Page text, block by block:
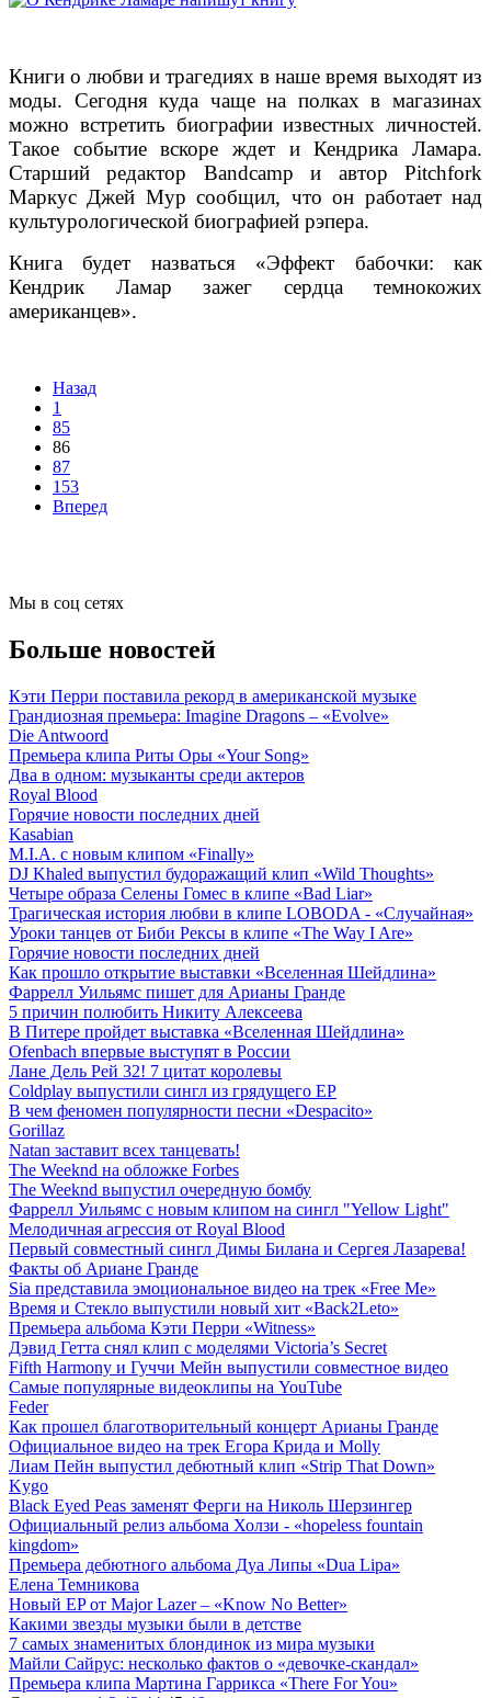
Книги о любви и трагедиях в наше время выходят из
моды. Сегодня куда чаще на полках в магазинах
можно встретить биографии известных личностей.
Такое событие вскоре ждет и Кендрика Ламара.
Старший редактор Bandcamp и автор Pitchfork
Маркус Джей Мур сообщил, что он работает над
культурологической биографией рэпера.
Книга будет назваться «Эффект бабочки: как
Кендрик Ламар зажег сердца темнокожих
американцев».
Назад
1
85
86
87
153
Вперед
Мы в соц сетях
Больше новостей
Кэти Перри поставила рекорд в американской музыке
Грандиозная премьера: Imagine Dragons – «Evolve»
Die Antwoord
Премьера клипа Риты Оры «Your Song»
Два в одном: музыканты среди актеров
Royal Blood
Горячие новости последних дней
Kasabian
M.I.A. с новым клипом «Finally»
DJ Khaled выпустил будоражащий клип «Wild Thoughts»
Четыре образа Селены Гомес в клипе «Bad Liar»
Трагическая история любви в клипе LOBODA - «Случайная»
Уроки танцев от Биби Рексы в клипе «The Way I Are»
Горячие новости последних дней
Как прошло открытие выставки «Вселенная Шейдлина»
Фаррелл Уильямс пишет для Арианы Гранде
5 причин полюбить Никиту Алексеева
В Питере пройдет выставка «Вселенная Шейдлина»
Ofenbach впервые выступят в России
Лане Дель Рей 32! 7 цитат королевы
Coldplay выпустили сингл из грядущего EP
В чем феномен популярности песни «Despacito»
Gorillaz
Natan заставит всех танцевать!
The Weeknd на обложке Forbes
The Weeknd выпустил очередную бомбу
Фаррелл Уильямс с новым клипом на сингл "Yellow Light"
Мелодичная агрессия от Royal Blood
Первый совместный сингл Димы Билана и Сергея Лазарева!
Факты об Ариане Гранде
Sia представила эмоциональное видео на трек «Free Me»
Время и Стекло выпустили новый хит «Back2Leto»
Премьера альбома Кэти Перри «Witness»
Дэвид Гетта снял клип с моделями Victoria’s Secret
Fifth Harmony и Гуччи Мейн выпустили совместное видео
Самые популярные видеоклипы на YouTube
Feder
Как прошел благотворительный концерт Арианы Гранде
Официальное видео на трек Егора Крида и Molly
Лиам Пейн выпустил дебютный клип «Strip That Down»
Kygo
Black Eyed Peas заменят Ферги на Николь Шерзингер
Официальный релиз альбома Холзи - «hopeless fountain
kingdom»
Премьера дебютного альбома Дуа Липы «Dua Lipa»
Елена Темникова
Новый EP от Major Lazer – «Know No Better»
Какими звезды музыки были в детстве
7 самых знаменитых блондинок из мира музыки
Майли Сайрус: несколько фактов о «девочке-скандал»
Премьера клипа Мартина Гаррикса «There For You»